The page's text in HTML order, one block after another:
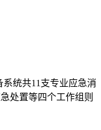
统共11支专业应急消
处置等四个工作组则